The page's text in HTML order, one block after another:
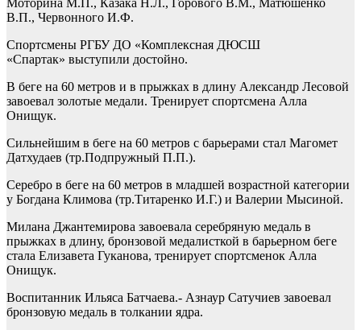
В.П., Червонного И.Ф.
Спортсмены РГБУ ДО «Комплексная ДЮСШ
«Спартак» выступили достойно.
В беге на 60 метров и в прыжках в длину Александр Лесовой
завоевал золотые медали. Тренирует спортсмена Алла
Онищук.
Сильнейшим в беге на 60 метров с барьерами стал Магомет
Датхудаев (тр.Подпружный П.П.).
Серебро в беге на 60 метров в младшей возрастной категории
у Богдана Климова (тр.Титаренко И.Г.) и Валерии Мысиной.
Милана Джантемирова завоевала серебряную медаль в
прыжках в длину, бронзовой медалисткой в барьерном беге
стала Елизавета Гуканова, тренирует спортсменок Алла
Онищук.
Воспитанник Ильяса Батчаева.- Азнаур Сатучиев завоевал
бронзовую медаль в толкании ядра.